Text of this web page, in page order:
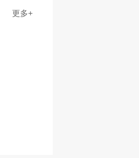
更多+